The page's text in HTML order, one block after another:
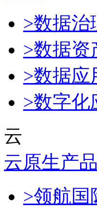
>数据治
>数据资
>数据
>数字化
云
云原生产
>领航国